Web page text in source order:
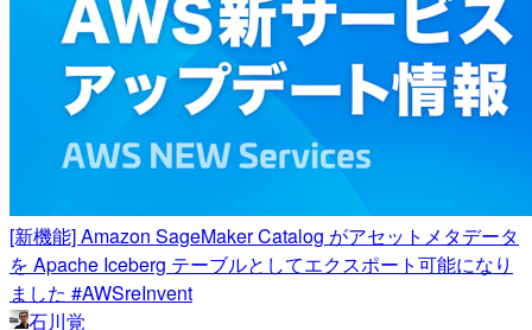
[新機能] Amazon SageMaker Catalog がアセットメタデータ
を Apache Iceberg テーブルとしてエクスポート可能になり
ました #AWSreInvent
石川覚